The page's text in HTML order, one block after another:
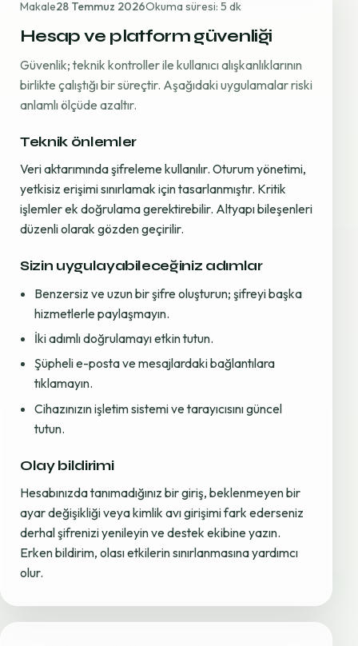
Makale28 Temmuz 2026Okuma süresi: 5 dk
Hesap ve platform güvenliği
Güvenlik; teknik kontroller ile kullanıcı alışkanlıklarının
birlikte çalıştığı bir süreçtir. Aşağıdaki uygulamalar riski
anlamlı ölçüde azaltır.
Teknik önlemler
Veri aktarımında şifreleme kullanılır. Oturum yönetimi,
yetkisiz erişimi sınırlamak için tasarlanmıştır. Kritik
işlemler ek doğrulama gerektirebilir. Altyapı bileşenleri
düzenli olarak gözden geçirilir.
Sizin uygulayabileceğiniz adımlar
Benzersiz ve uzun bir şifre oluşturun; şifreyi başka
hizmetlerle paylaşmayın.
İki adımlı doğrulamayı etkin tutun.
Şüpheli e-posta ve mesajlardaki bağlantılara
tıklamayın.
Cihazınızın işletim sistemi ve tarayıcısını güncel
tutun.
Olay bildirimi
Hesabınızda tanımadığınız bir giriş, beklenmeyen bir
ayar değişikliği veya kimlik avı girişimi fark ederseniz
derhal şifrenizi yenileyin ve destek ekibine yazın.
Erken bildirim, olası etkilerin sınırlanmasına yardımcı
olur.